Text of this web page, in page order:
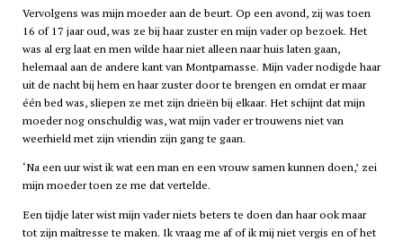
Vervolgens was mijn moeder aan de beurt. Op een avond, zij was toen
16 of 17 jaar oud, was ze bij haar zuster en mijn vader op bezoek. Het
was al erg laat en men wilde haar niet alleen naar huis laten gaan,
helemaal aan de andere kant van Montparnasse. Mijn vader nodigde haar
uit de nacht bij hem en haar zuster door te brengen en omdat er maar
één bed was, sliepen ze met zijn drieën bij elkaar. Het schijnt dat mijn
moeder nog onschuldig was, wat mijn vader er trouwens niet van
weerhield met zijn vriendin zijn gang te gaan.
‘Na een uur wist ik wat een man en een vrouw samen kunnen doen,’ zei
mijn moeder toen ze me dat vertelde.
Een tijdje later wist mijn vader niets beters te doen dan haar ook maar
tot zijn maîtresse te maken. Ik vraag me af of ik mij niet vergis en of het